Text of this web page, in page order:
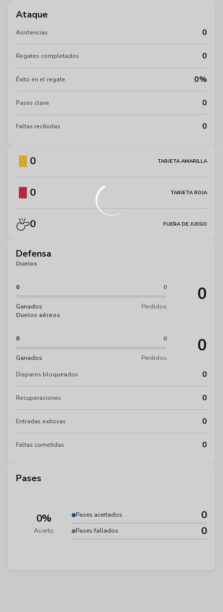
Ataque
Asistencias 0
Regates completados 0
Éxito en el regate 0%
Pases clave 0
Faltas recibidas 0
0 TARJETA AMARILLA
0 TARJETA ROJA
0 FUERA DE JUEGO
Defensa
Duelos
0 0
Ganados Perdidos
0
Duelos aéreos
0 0
Ganados Perdidos
0
Disparos bloqueados 0
Recuperaciones 0
Entradas exitosas 0
Faltas cometidas 0
Pases
0%
Acierto
Pases acertados 0
Pases fallados 0